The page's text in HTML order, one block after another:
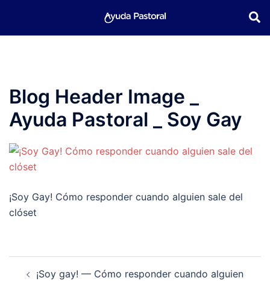
contenido
menú
Blog Header Image _
Ayuda Pastoral _ Soy Gay
¡Soy Gay! Cómo responder cuando alguien sale del
clóset
¡Soy gay! — Cómo responder cuando alguien